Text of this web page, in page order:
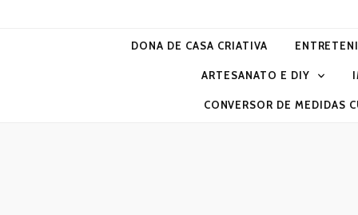
DONA DE CASA CRIATIVA
ARTESANATO E DIY
CONVERSOR DE MEDIDAS